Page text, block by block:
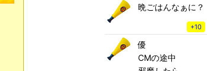
晩ごはんなぁに？
+10
優
CMの途中